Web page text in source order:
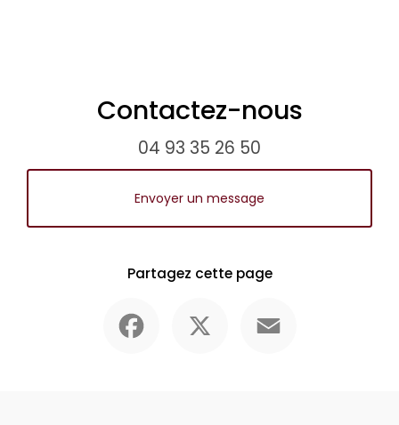
Contactez-nous
04 93 35 26 50
Envoyer un message
Partagez cette page